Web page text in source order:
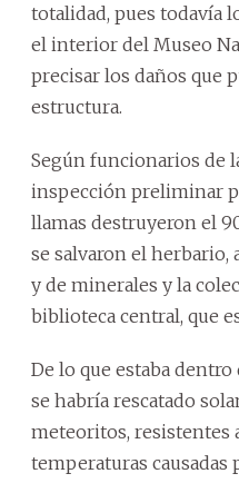
totalidad, pues todavía
el interior del Museo
precisar los daños que
estructura.
Según funcionarios de
inspección preliminar
llamas destruyeron el
se salvaron el herbario,
y de minerales y la
biblioteca central, que
De lo que estaba
se habría rescatado
meteoritos, resistentes
temperaturas causadas